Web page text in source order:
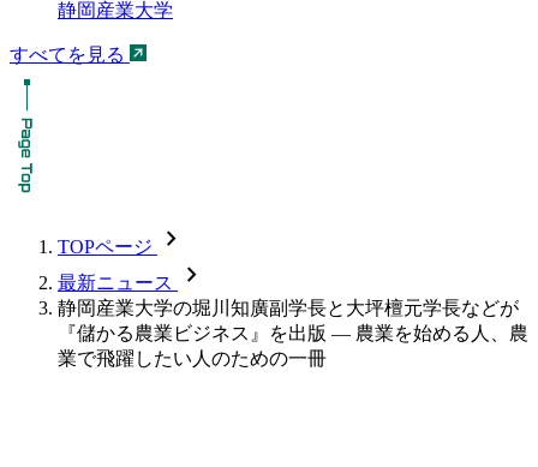
静岡産業大学
すべてを見る
TOPページ chevron_forward
最新ニュース chevron_forward
静岡産業大学の堀川知廣副学長と大坪檀元学長などが
『儲かる農業ビジネス』を出版 — 農業を始める人、農
業で飛躍したい人のための一冊